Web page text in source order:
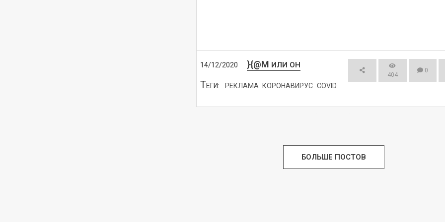
14/12/2020 }{@M ИЛИ ОН
404
0
ТЕГИ: РЕКЛАМА КОРОНАВИРУС COVID
БОЛЬШЕ ПОСТОВ